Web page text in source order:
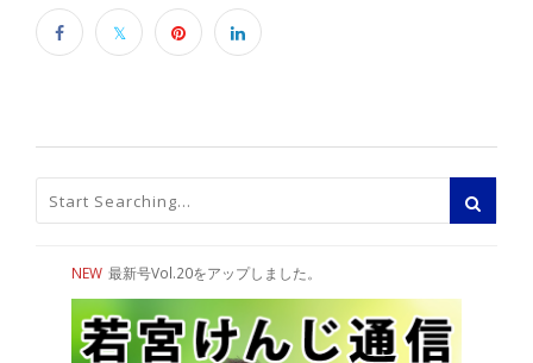
NEW 最新号Vol.20をアップしました。